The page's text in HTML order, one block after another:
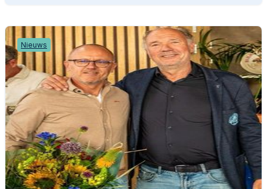
Nieuws